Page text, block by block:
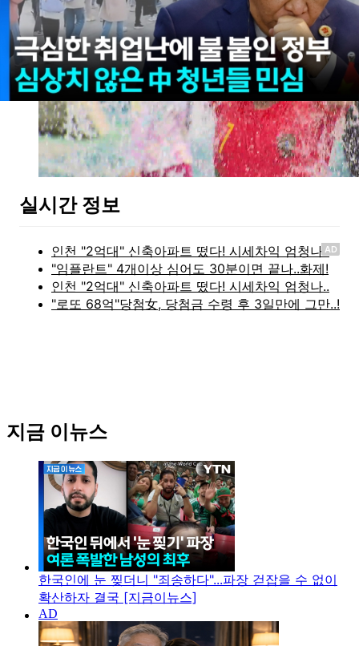
실시간 정보
AD
지금 이뉴스
한국인에 눈 찢더니 "죄송하다"...파장 걷잡을 수 없이
확산하자 결국 [지금이뉴스]